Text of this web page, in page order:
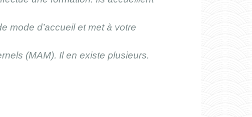
mode d’accueil et met à votre
(MAM). Il en existe plusieurs.